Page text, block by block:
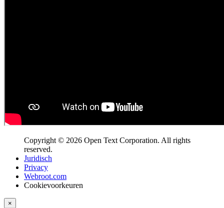
Copyright © 2026 Open Text Corporation. All rights
reserved.
Juridisch
Privacy
Webroot.com
Cookievoorkeuren
×